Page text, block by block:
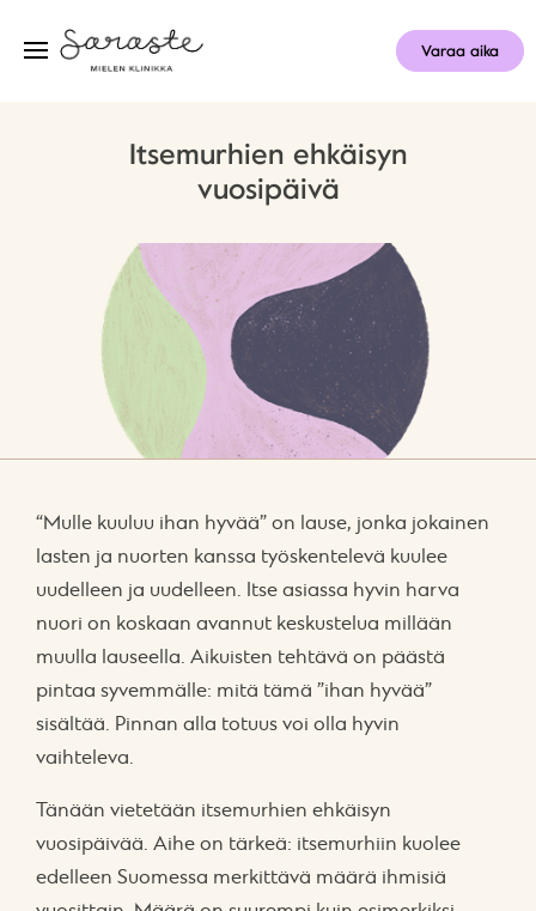
Varaa aika
Itsemurhien ehkäisyn
vuosipäivä
“Mulle kuuluu ihan hyvää” on lause, jonka jokainen
lasten ja nuorten kanssa työskentelevä kuulee
uudelleen ja uudelleen. Itse asiassa hyvin harva
nuori on koskaan avannut keskustelua millään
muulla lauseella. Aikuisten tehtävä on päästä
pintaa syvemmälle: mitä tämä ”ihan hyvää”
sisältää. Pinnan alla totuus voi olla hyvin
vaihteleva.
Tänään vietetään itsemurhien ehkäisyn
vuosipäivää. Aihe on tärkeä: itsemurhiin kuolee
edelleen Suomessa merkittävä määrä ihmisiä